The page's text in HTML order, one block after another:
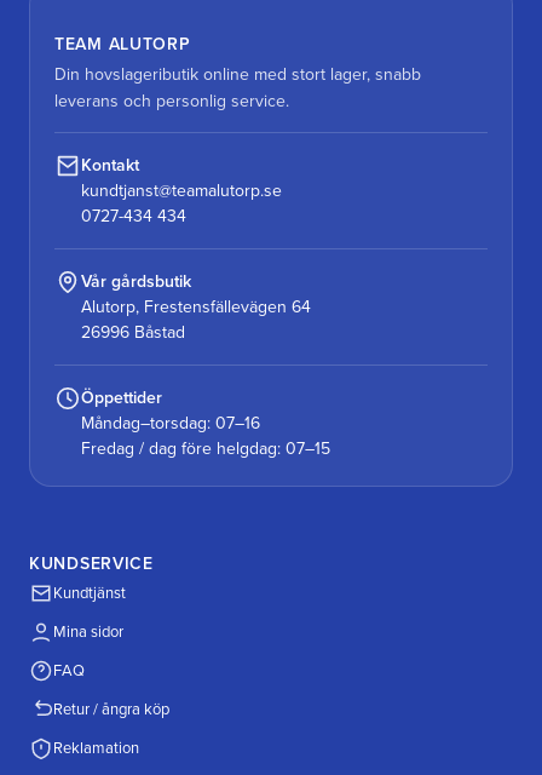
TEAM ALUTORP
Din hovslageributik online med stort lager, snabb
leverans och personlig service.
Kontakt
kundtjanst@teamalutorp.se
0727-434 434
Vår gårdsbutik
Alutorp, Frestensfällevägen 64
26996 Båstad
Öppettider
Måndag–torsdag: 07–16
Fredag / dag före helgdag: 07–15
KUNDSERVICE
Kundtjänst
Mina sidor
FAQ
Retur / ångra köp
Reklamation